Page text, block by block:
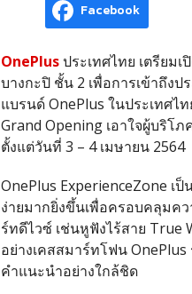
Facebook
OnePlusประเทศไทย เตรียม
บางกะปิ ชั้น 2 เพื่อการเข้าถึง
แบรนด์ OnePlus ในประเทศไ
Grand Opening เอาใจผู้บริ
ตั้งแต่วันที่ 3 – 4 เมษายน 2564
OnePlus ExperienceZone
ง่ายมากยิ่งขึ้นเพื่อครอบคลุมค
ร์ทดีไวซ์ เช่นหูฟังไร้สาย True
อย่างเคสสมาร์ทโฟน
คำแนะนำอย่างใกล้ชิด